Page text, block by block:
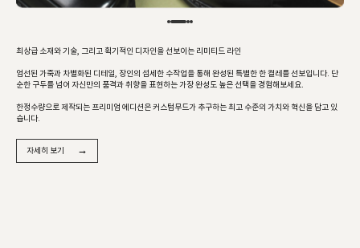
최상급 소재와 기술, 그리고 획기적인 디자인을 선보이는 리미티드 라인
엄선된 가죽과 차별화된 디테일, 장인의 섬세한 수작업을 통해 완성된 특별한 한 켤레를 선보입니다. 단
순한 구두를 넘어 자신만의 품격과 취향을 표현하는 가장 완성도 높은 선택을 경험해보세요.
한정수량으로 제작되는 프리미엄 에디션은 커스텀무드가 추구하는 최고 수준의 가치와 혁신을 담고 있
습니다.
자세히 보기 →